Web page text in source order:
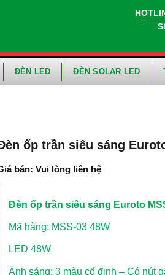
ĐÈN LED ĐÈN SOLAR LED
ốp trần siêu sáng
bán: Vui lòng liên hệ
Đèn ốp trần siêu sáng Euroto
Mã hàng: MSS-03 48W
LED 48W
Ánh sáng: 3 màu cố định – Có nút